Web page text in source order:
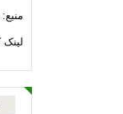
منبع:
لینک